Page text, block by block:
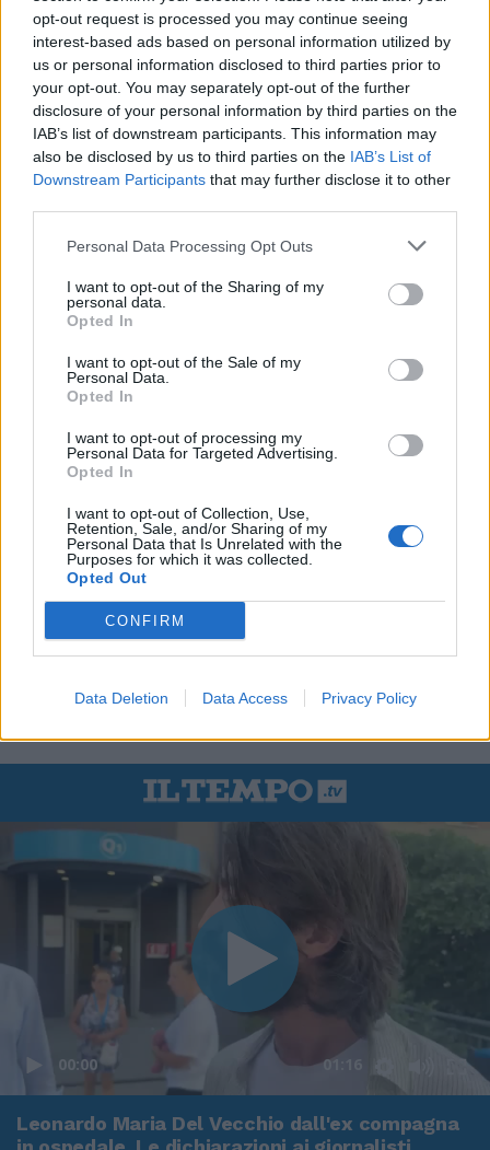
opt-out request is processed you may continue seeing
interest-based ads based on personal information utilized by
us or personal information disclosed to third parties prior to
your opt-out. You may separately opt-out of the further
disclosure of your personal information by third parties on the
IAB’s list of downstream participants. This information may
also be disclosed by us to third parties on the IAB’s List of
Downstream Participants that may further disclose it to other
Personal Data Processing Opt Outs
I want to opt-out of the Sharing of my
personal data.
Opted In
I want to opt-out of the Sale of my
Personal Data.
Opted In
I want to opt-out of processing my
Personal Data for Targeted Advertising.
Opted In
I want to opt-out of Collection, Use,
Retention, Sale, and/or Sharing of my
Personal Data that Is Unrelated with the
Purposes for which it was collected.
Opted Out
CONFIRM
Data Deletion Data Access Privacy Policy
00:00 01:16
Leonardo Maria Del Vecchio dall'ex compagna